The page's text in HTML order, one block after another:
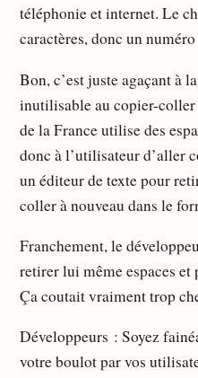
téléphonie et internet. Le
caractères, donc un
Bon, c’est juste agaçant à
inutilisable au copier-
de la France utilise des
donc à l’utilisateur d’aller
un éditeur de texte pour
coller à nouveau dans le
Franchement, le
retirer lui même espaces et
Ça coutait vraiment trop
Développeurs : Soyez
votre boulot par vos